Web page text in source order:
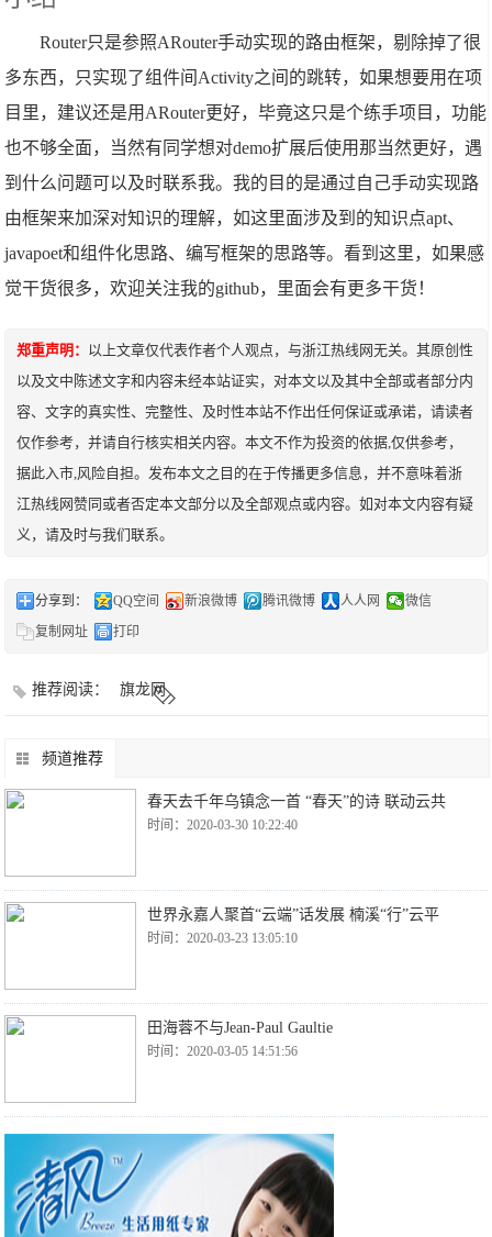
Router只是参照ARouter手动实现的路由框架，剔除掉了很
多东西，只实现了组件间Activity之间的跳转，如果想要用在项
目里，建议还是用ARouter更好，毕竟这只是个练手项目，功能
也不够全面，当然有同学想对demo扩展后使用那当然更好，遇
到什么问题可以及时联系我。我的目的是通过自己手动实现路
由框架来加深对知识的理解，如这里面涉及到的知识点apt、
javapoet和组件化思路、编写框架的思路等。看到这里，如果感
觉干货很多，欢迎关注我的github，里面会有更多干货！
郑重声明： 以上文章仅代表作者个人观点，与浙江热线网无关。其原创性
以及文中陈述文字和内容未经本站证实，对本文以及其中全部或者部分内
容、文字的真实性、完整性、及时性本站不作出任何保证或承诺，请读者
仅作参考，并请自行核实相关内容。本文不作为投资的依据,仅供参考，
据此入市,风险自担。发布本文之目的在于传播更多信息，并不意味着浙
江热线网赞同或者否定本文部分以及全部观点或内容。如对本文内容有疑
义，请及时与我们联系。
分享到： QQ空间 新浪微博 腾讯微博 人人网
微信
复制网址
打印
推荐阅读： 旗龙网
频道推荐
春天去千年乌镇念一首 “春天”的诗 联动云共
时间：2020-03-30 10:22:40
世界永嘉人聚首“云端”话发展 楠溪“行”云平
时间：2020-03-23 13:05:10
田海蓉不与Jean-Paul Gaultie
时间：2020-03-05 14:51:56